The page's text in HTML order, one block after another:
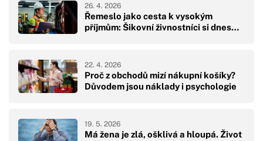
Řemeslo jako cesta k vysokým
příjmům: Šikovní živnostníci si dnes…
26. 4. 2026
Proč z obchodů mizí nákupní košíky?
Důvodem jsou náklady i psychologie
22. 4. 2026
Má žena je zlá, ošklivá a hloupá. Život
19. 5. 2026